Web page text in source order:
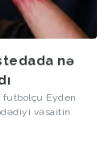
nə
futbolçu Eyden
vəsaitin